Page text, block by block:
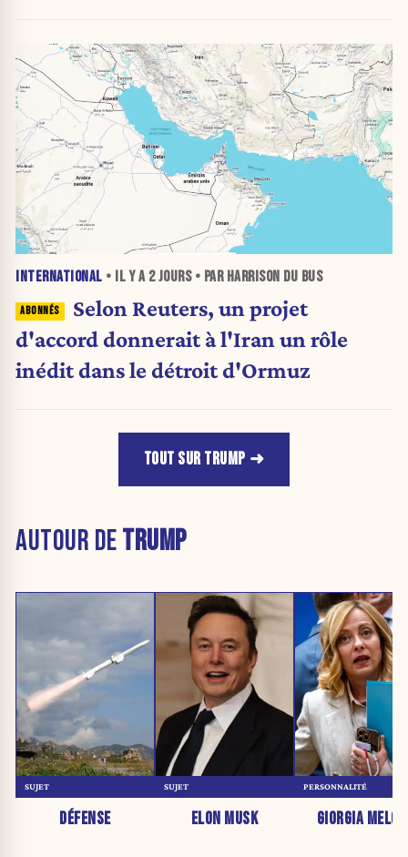
INTERNATIONAL • IL Y A 2 JOURS• PAR HARRISON DU BUS
Selon Reuters, un projet
d'accord donnerait à l'Iran un rôle
inédit dans le détroit d'Ormuz
TOUT SUR TRUMP
AUTOUR DETRUMP
DÉFENSE
SUJET
ELON MUSK
SUJET
GIORGIA
PERSONNALITÉ